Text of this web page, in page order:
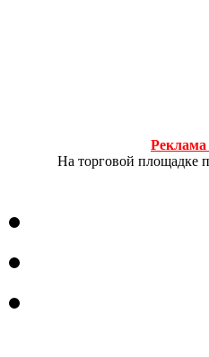
Реклама
На торговой площадке